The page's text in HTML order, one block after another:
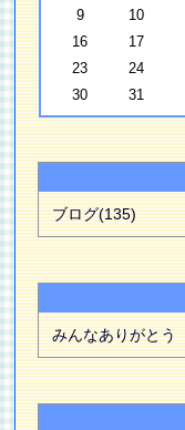
9
10
16
17
23
24
30
31
ブログ(135)
みんなありがとう